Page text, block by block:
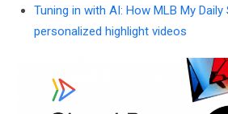
Tuning in with AI: How MLB My
personalized highlight videos